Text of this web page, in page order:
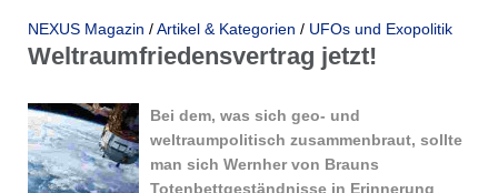
NEXUS Magazin /Artikel & Kategorien / UFOs und Exopolitik
Weltraumfriedensvertrag jetzt!
Bei dem, was sich geo- und
weltraumpolitisch zusammenbraut, sollte
man sich Wernher von Brauns
Totenbettgeständnisse in Erinnerung